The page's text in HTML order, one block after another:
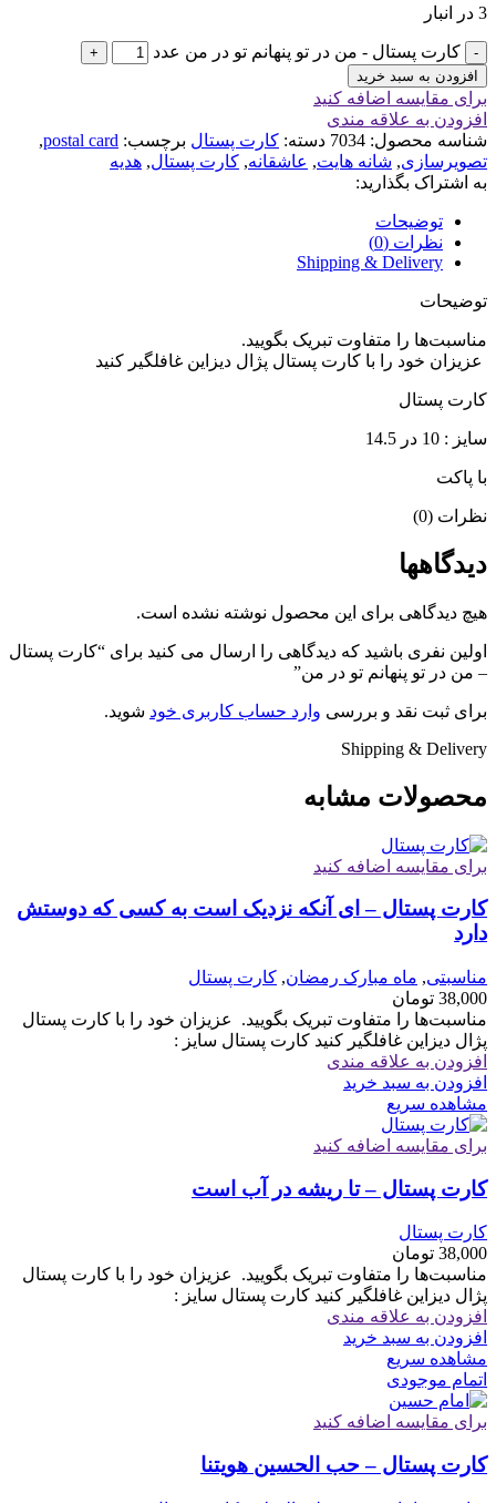
3 در انبار
کارت پستال - من در تو پنهانم تو در من عدد
افزودن به سبد خرید
برای مقایسه اضافه کنید
افزودن به علاقه مندی
شناسه محصول: 7034 دسته: کارت پستال برچسب: postal card
,
تصویرسازی, شانه هایت, عاشقانه, کارت پستال, هدیه
به اشتراک بگذارید:
توضیحات
نظرات (0)
Shipping & Delivery
توضیحات
مناسبت‌ها را متفاوت تبریک بگویید.
‏ ‏عزیزان خود را با کارت پستال پژال دیزاین غافلگیر کنید
کارت پستال
سایز : 10 در 14.5
با پاکت
نظرات (0)
دیدگاهها
هیچ دیدگاهی برای این محصول نوشته نشده است.
اولین نفری باشید که دیدگاهی را ارسال می کنید برای “کارت پستال
– من در تو پنهانم تو در من”
برای ثبت نقد و بررسی وارد حساب کاربری خود شوید.
Shipping & Delivery
محصولات مشابه
برای مقایسه اضافه کنید
کارت پستال – ای آنکه نزدیک است به کسی که دوستش
دارد
مناسبتی, ماه مبارک رمضان, کارت پستال
38,000 تومان
مناسبت‌ها را متفاوت تبریک بگویید. ‏ ‏عزیزان خود را با کارت پستال
پژال دیزاین غافلگیر کنید کارت پستال سایز :
افزودن به علاقه مندی
افزودن به سبد خرید
مشاهده سریع
برای مقایسه اضافه کنید
کارت پستال – تا ریشه در آب است
کارت پستال
38,000 تومان
مناسبت‌ها را متفاوت تبریک بگویید. ‏ ‏عزیزان خود را با کارت پستال
پژال دیزاین غافلگیر کنید کارت پستال سایز :
افزودن به علاقه مندی
افزودن به سبد خرید
مشاهده سریع
اتمام موجودی
برای مقایسه اضافه کنید
کارت پستال – حب الحسین هویتنا